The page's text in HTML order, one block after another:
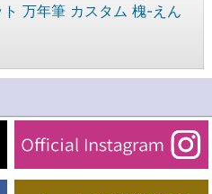
ト 万年筆 カスタム 槐-えん